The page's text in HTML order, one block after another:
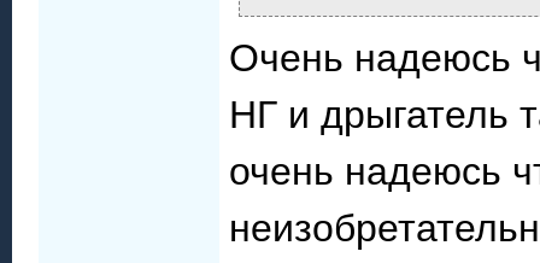
Очень надеюсь
НГ и дрыгатель
очень надеюсь